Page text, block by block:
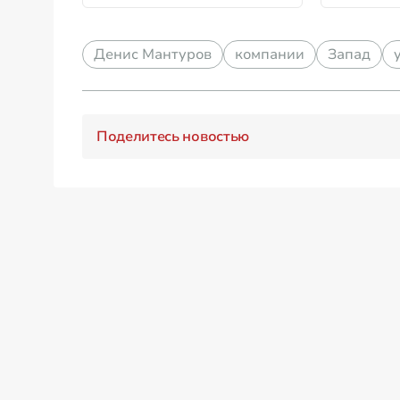
Денис Мантуров компании Запад
Поделитесь новостью